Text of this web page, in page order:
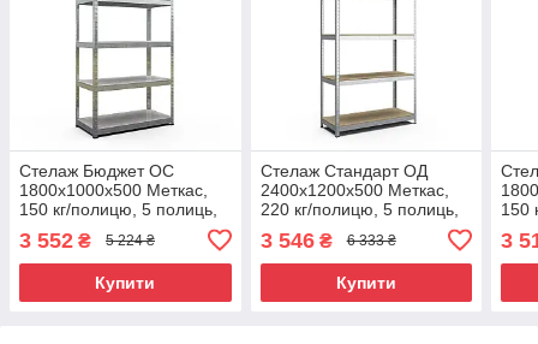
Стелаж Бюджет ОС
1800х1000х500 Меткас,
150 кг/полицю, 5 полиць,
металевий
3 552 ₴ 5 224 ₴
Купити
Стелаж Стандарт ОД
2400х1200х500 Меткас,
220 кг/полицю, 5 полиць,
металевий
3 546₴ 6 333 ₴
Купити
150
3